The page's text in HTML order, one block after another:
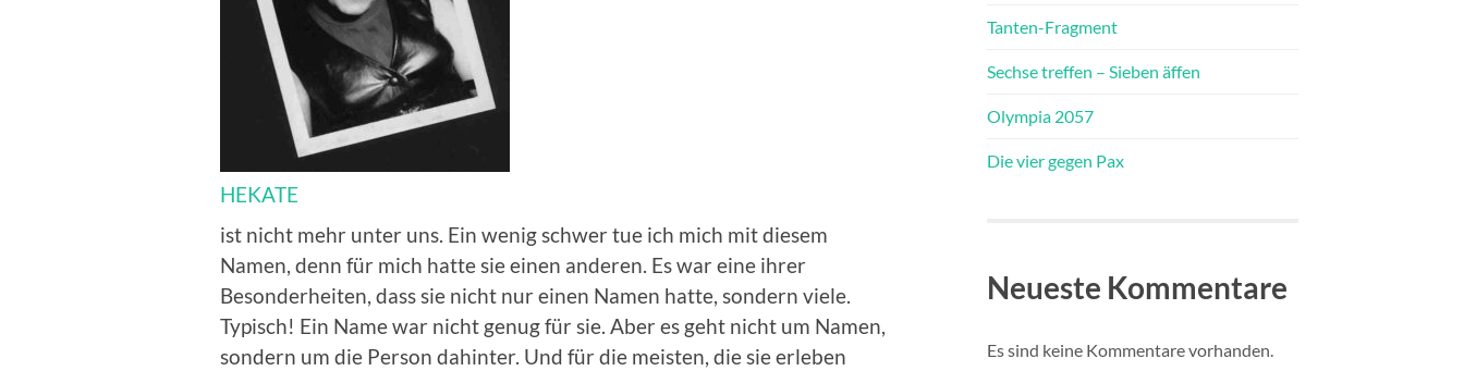
HEKATE
ist nicht mehr unter uns. Ein wenig schwer tue ich mich mit diesem
Namen, denn für mich hatte sie einen anderen. Es war eine ihrer
Besonderheiten, dass sie nicht nur einen Namen hatte, sondern viele.
Typisch! Ein Name war nicht genug für sie. Aber es geht nicht um Namen,
sondern um die Person dahinter. Und für die meisten, die sie erleben
Tanten-Fragment
Sechse treffen – Sieben äffen
Olympia 2057
Die vier gegen Pax
Neueste Kommentare
Es sind keine Kommentare vorhanden.